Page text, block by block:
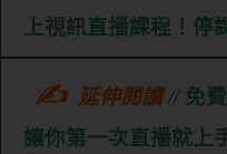
上視訊直播課程！停
✍延伸閱讀// 免
讓你第一次直播就上